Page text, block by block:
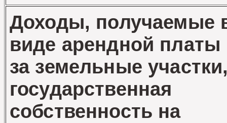
Доходы, получаемые
виде арендной платы
за земельные
государственная
собственность на